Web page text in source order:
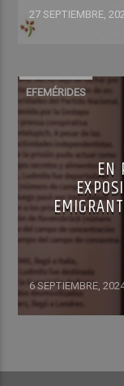
27 SEPTIEMBRE,
EFEMÉRIDES
EN
6 SEPTIEMBRE,